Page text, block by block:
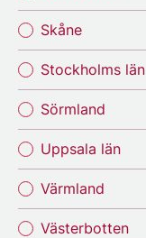
Skåne
Stockholms län
Sörmland
Uppsala län
Värmland
Västerbotten